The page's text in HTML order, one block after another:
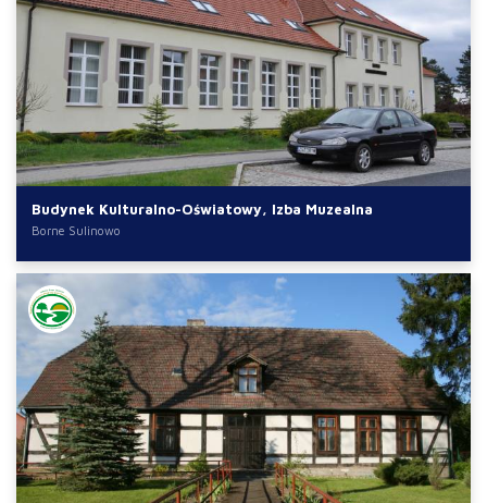
Budynek Kulturalno-Oświatowy, Izba Muzealna
Borne Sulinowo